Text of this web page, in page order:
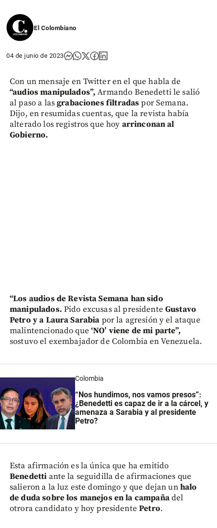
El Colombiano
04 de junio de 2023
Con un mensaje en Twitter en el que habla de
“audios manipulados”, Armando Benedetti le salió
al paso a lasgrabacionesfiltradaspor Semana.
Dijo, en resumidas cuentas, que la revista había
alterado los registros que hoy arrinconan al
Gobierno.
“Los audios de Revista Semana han sido
manipulados. Pido excusas al presidenteGustavo
Petro y a Laura Sarabia por la agresión y el ataque
malintencionado que ‘NO’ viene de mi parte”,
sostuvo el exembajador de Colombia en Venezuela.
Colombia
“Nos hundimos, nos vamos presos”:
¿Benedetti es capaz de ir a la cárcel, y
amenaza a Sarabia y al presidente
Petro?
Esta afirmación es la única que ha emitido
Benedetti ante la seguidilla de afirmaciones que
salieron a la luz este domingo y que dejan unhalo
de duda sobre los manejos en la campañadel
otrora candidato y hoy presidentePetro.